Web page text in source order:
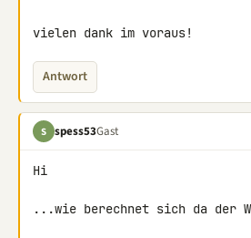
vielen dank im voraus!
Antwort
S spess53Gast
Hi
...wie berechnet sich da der